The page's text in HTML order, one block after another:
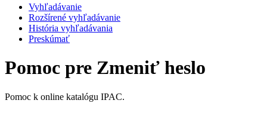
Vyhľadávanie
Rozšírené vyhľadávanie
História vyhľadávania
Preskúmať
Pomoc pre Zmeniť heslo
Pomoc k online katalógu IPAC.